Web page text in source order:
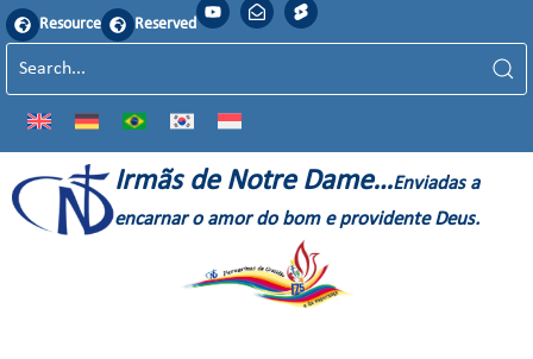
Resource Reserved
Irmãs de Notre Dame…Enviadas a
encarnar o amor do bom e providente Deus.